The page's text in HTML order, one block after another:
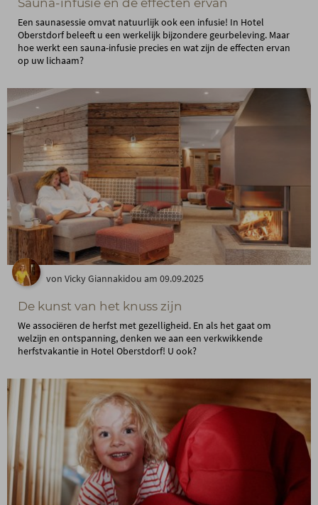
Sauna-infusie en de effecten ervan
Een saunasessie omvat natuurlijk ook een infusie! In Hotel
Oberstdorf beleeft u een werkelijk bijzondere geurbeleving. Maar
hoe werkt een sauna-infusie precies en wat zijn de effecten ervan
op uw lichaam?
von Vicky Giannakidou am 09.09.2025
De kunst van het knuss zijn
We associëren de herfst met gezelligheid. En als het gaat om
welzijn en ontspanning, denken we aan een verkwikkende
herfstvakantie in Hotel Oberstdorf! U ook?